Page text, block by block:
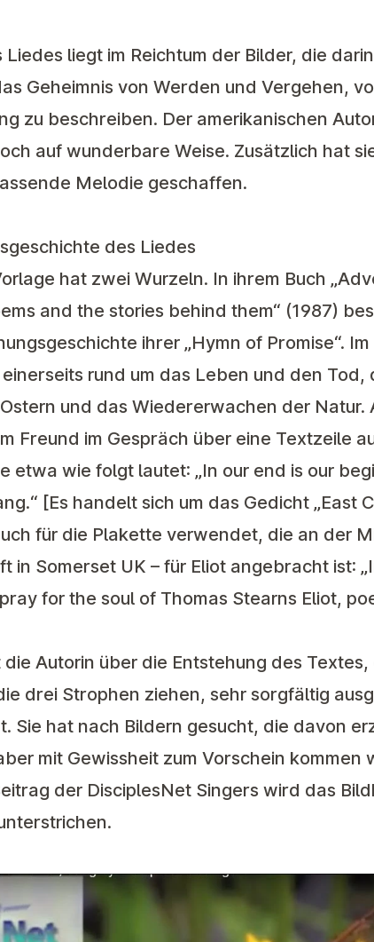
Liedes liegt im Reichtum der Bilder, die
Geheimnis von Werden und Vergehen,
zu beschreiben. Der amerikanischen
auf wunderbare Weise. Zusätzlich hat
Melodie geschaffen.
des Liedes
hat zwei Wurzeln. In ihrem Buch
and the stories behind them“ (1987)
ihrer „Hymn of Promise“.
rund um das Leben und den Tod,
und das Wiedererwachen der Natur.
Freund im Gespräch über eine Textzeile
etwa wie folgt lautet: „In our end is our
[Es handelt sich um das Gedicht „East
für die Plakette verwendet, die an der
in Somerset UK – für Eliot angebracht ist:
for the soul of Thomas Stearns Eliot,
Autorin über die Entstehung des
drei Strophen ziehen, sehr sorgfältig
Sie hat nach Bildern gesucht, die davon
mit Gewissheit zum Vorschein kommen
der DisciplesNet Singers wird das